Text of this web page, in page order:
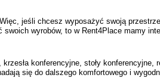
jeśli chcesz wyposażyć swoją
wyrobów, to w Rent4Place mamy
konferencyjne, stoły konferencyjne,
się do dalszego komfortowego i